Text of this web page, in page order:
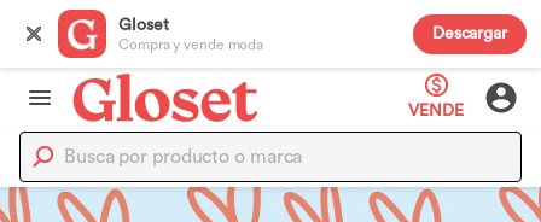
Gloset
Compra y vende moda
Descargar
VENDE